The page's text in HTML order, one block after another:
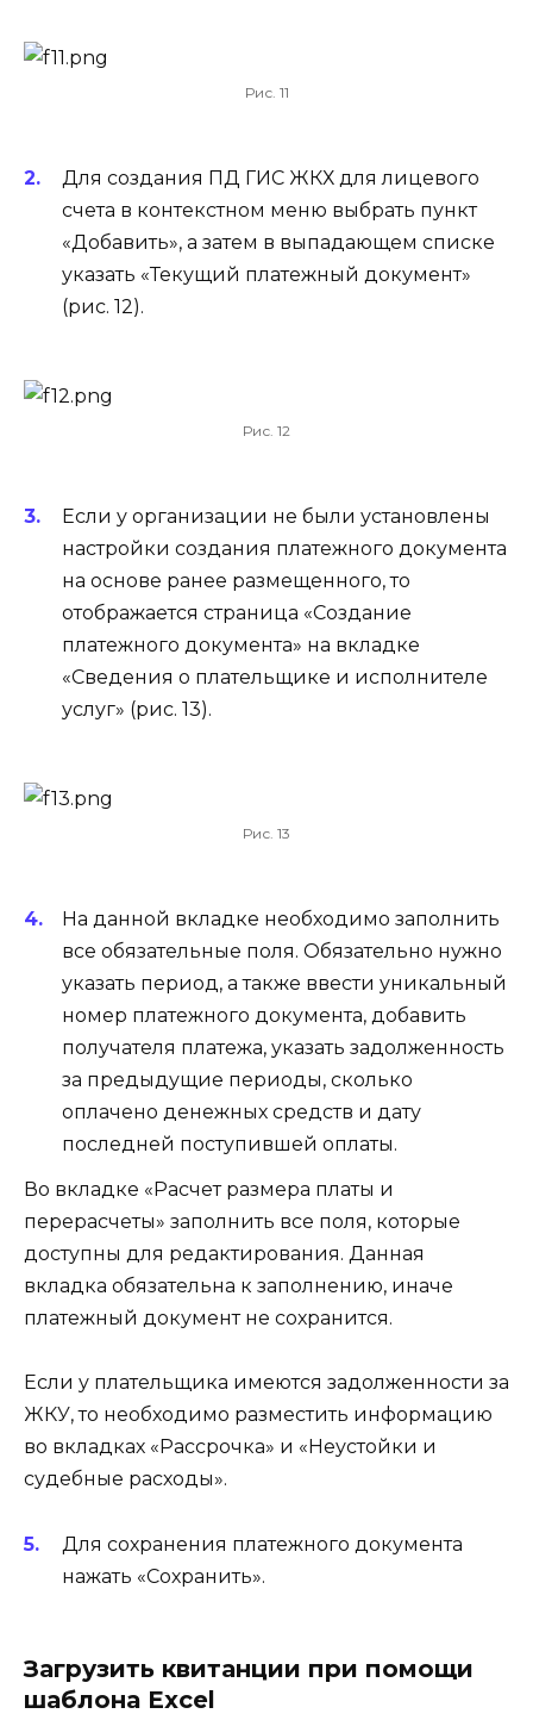
Рис. 11
Для создания ПД ГИС ЖКХ для лицевого
счета в контекстном меню выбрать пункт
«Добавить», а затем в выпадающем списке
указать «Текущий платежный документ»
(рис. 12).
Рис. 12
Если у организации не были установлены
настройки создания платежного документа
на основе ранее размещенного, то
отображается страница «Создание
платежного документа» на вкладке
«Сведения о плательщике и исполнителе
услуг» (рис. 13).
Рис. 13
На данной вкладке необходимо заполнить
все обязательные поля. Обязательно нужно
указать период, а также ввести уникальный
номер платежного документа, добавить
получателя платежа, указать задолженность
за предыдущие периоды, сколько
оплачено денежных средств и дату
последней поступившей оплаты.
Во вкладке «Расчет размера платы и
перерасчеты» заполнить все поля, которые
доступны для редактирования. Данная
вкладка обязательна к заполнению, иначе
платежный документ не сохранится.
Если у плательщика имеются задолженности за
ЖКУ, то необходимо разместить информацию
во вкладках «Рассрочка» и «Неустойки и
судебные расходы».
Для сохранения платежного документа
нажать «Сохранить».
Загрузить квитанции при помощи
шаблона Excel